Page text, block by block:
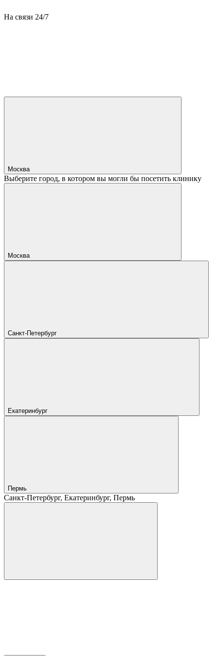
На связи 24/7
Москва
Выберите город, в котором вы могли бы посетить клинику
Москва
Санкт-Петербург
Екатеринбург
Пермь
Санкт-Петербург, Екатеринбург, Пермь